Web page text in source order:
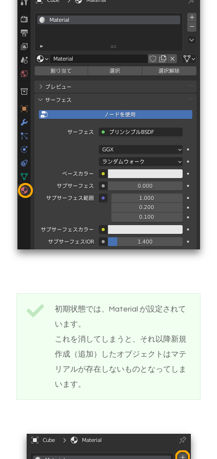
初期状態では、Material が設定されて
います。
これを消してしまうと、それ以降新規
作成（追加）したオブジェクトはマテ
リアルが存在しないものとなってしま
います。